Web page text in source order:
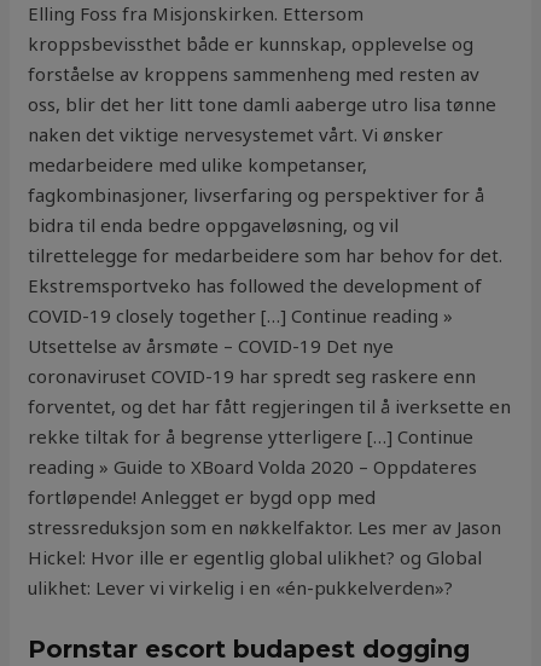
Elling Foss fra Misjonskirken. Ettersom
kroppsbevissthet både er kunnskap, opplevelse og
forståelse av kroppens sammenheng med resten av
oss, blir det her litt tone damli aaberge utro lisa tønne
naken det viktige nervesystemet vårt. Vi ønsker
medarbeidere med ulike kompetanser,
fagkombinasjoner, livserfaring og perspektiver for å
bidra til enda bedre oppgaveløsning, og vil
tilrettelegge for medarbeidere som har behov for det.
Ekstremsportveko has followed the development of
COVID-19 closely together […] Continue reading »
Utsettelse av årsmøte – COVID-19 Det nye
coronaviruset COVID-19 har spredt seg raskere enn
forventet, og det har fått regjeringen til å iverksette en
rekke tiltak for å begrense ytterligere […] Continue
reading » Guide to XBoard Volda 2020 – Oppdateres
fortløpende! Anlegget er bygd opp med
stressreduksjon som en nøkkelfaktor. Les mer av Jason
Hickel: Hvor ille er egentlig global ulikhet? og Global
ulikhet: Lever vi virkelig i en «én-pukkelverden»?
Pornstar escort budapest dogging